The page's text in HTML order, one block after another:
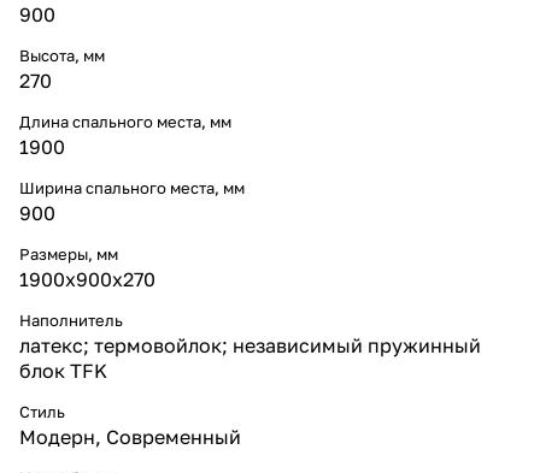
900
Высота, мм
270
Длина спального места, мм
1900
Ширина спального места, мм
900
Размеры, мм
1900x900x270
Наполнитель
латекс; термовойлок; независимый пружинный
блок TFK
Стиль
Модерн, Современный